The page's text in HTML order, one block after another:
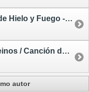
Fuego y Sangre / Canción de Hielo y Fuego - edición limitada
El Caballero de los Siete Reinos / Canción de Hielo y Fuego - tapa dura
autor